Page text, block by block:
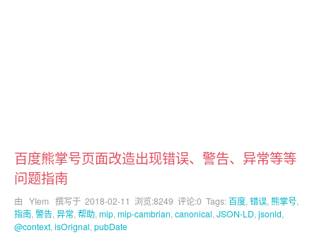
百度熊掌号页面改造出现错误、警告、异常等等
问题指南
由 YIem 撰写于 2018-02-11 浏览:8249 评论:0 Tags:百度, 错误, 熊掌号,
指南, 警告, 异常, 帮助, mip, mip-cambrian, canonical, JSON-LD, jsonld,
@context, isOrignal, pubDate